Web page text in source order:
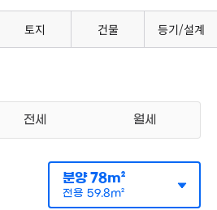
79m²
매매 2억 3950만원
전용60m²
토지 건물 등기/설계
전세 월세
분양78m²
전용 59.8m²